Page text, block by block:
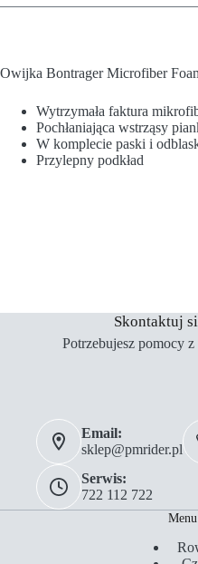
Owijka Bontrager Microfiber
Wytrzymała faktura
Pochłaniająca wstrząsy
W komplecie paski i
Przylepny podkład
Skontaktuj
Potrzebujesz pomocy
Email:
sklep@pmrider.pl
Serwis:
722 112 722
Menu